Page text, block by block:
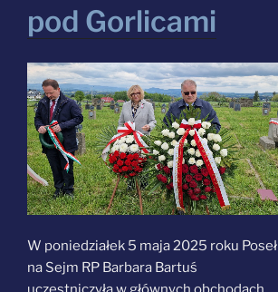
pod Gorlicami
W poniedziałek 5 maja 2025 roku Poseł
na Sejm RP Barbara Bartuś